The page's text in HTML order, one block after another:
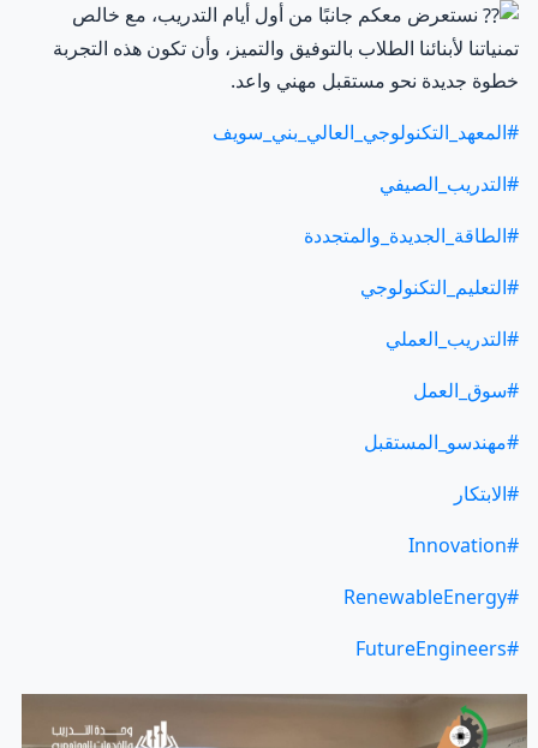
نستعرض معكم جانبًا من أول أيام التدريب، مع خالص
تمنياتنا لأبنائنا الطلاب بالتوفيق والتميز، وأن تكون هذه التجربة
خطوة جديدة نحو مستقبل مهني واعد.
#المعهد_التكنولوجي_العالي_بني_سويف
#التدريب_الصيفي
#الطاقة_الجديدة_والمتجددة
#التعليم_التكنولوجي
#التدريب_العملي
#سوق_العمل
#مهندسو_المستقبل
#الابتكار
#Innovation
#RenewableEnergy
#FutureEngineers